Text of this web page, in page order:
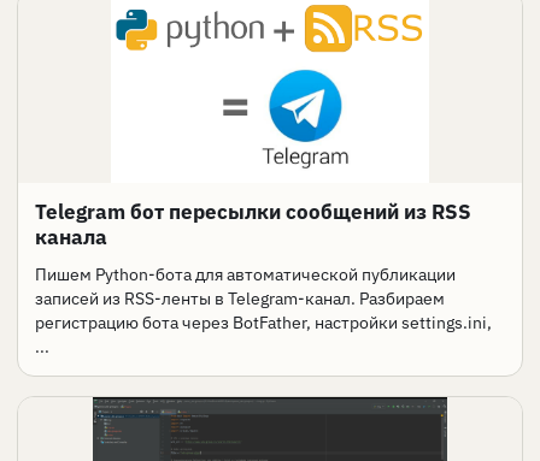
Telegram бот пересылки сообщений из RSS
канала
Пишем Python-бота для автоматической публикации
записей из RSS-ленты в Telegram-канал. Разбираем
регистрацию бота через BotFather, настройки settings.ini,
...